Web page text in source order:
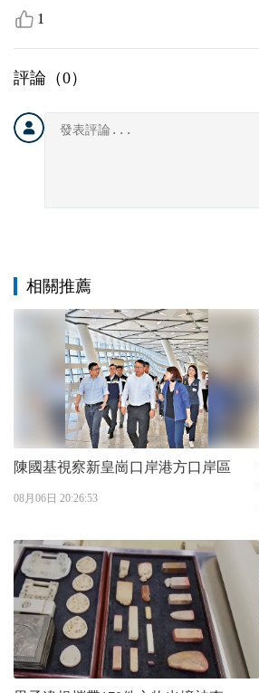
1
評論（0）
相關推薦
陳國基視察新皇崗口岸港方口岸區
08月06日 20:26:53